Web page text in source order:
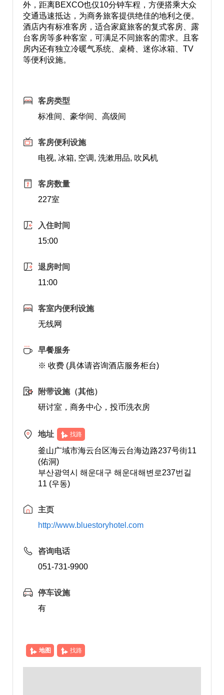
外，距离BEXCO也仅10分钟车程，方便搭乘大众
交通迅速抵达，为商务旅客提供绝佳的地利之便。
酒店内有标准客房，适合家庭旅客的复式客房、露
台客房等多种客室，可满足不同旅客的需求。且客
房内还有独立冷暖气系统、桌椅、迷你冰箱、TV
等便利设施。
客房类型
标准间、豪华间、高级间
客房便利设施
电视, 冰箱, 空调, 洗漱用品, 吹风机
客房数量
227室
入住时间
15:00
退房时间
11:00
客室内便利设施
无线网
早餐服务
※ 收费 (具体请咨询酒店服务柜台)
附带设施（其他）
研讨室，商务中心，投币洗衣房
地址 找路
釜山广域市海云台区海云台海边路237号街11
(佑洞)
부산광역시 해운대구 해운대해변로237번길
11 (우동)
主页
http://www.bluestoryhotel.com
咨询电话
051-731-9900
停车设施
有
地图 找路